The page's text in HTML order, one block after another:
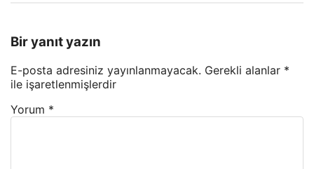
Bir yanıt yazın
E-posta adresiniz yayınlanmayacak. Gerekli alanlar *
ile işaretlenmişlerdir
Yorum *